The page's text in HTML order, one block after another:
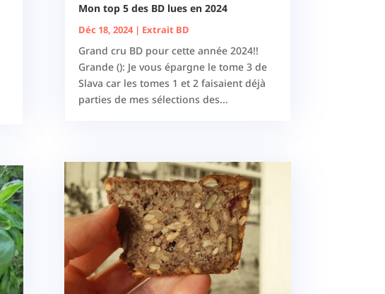
Mon top 5 des BD lues en 2024
Déc 18, 2024| Extrait BD
Grand cru BD pour cette année 2024!!
Grande (): Je vous épargne le tome 3 de
Slava car les tomes 1 et 2 faisaient déjà
parties de mes sélections des...